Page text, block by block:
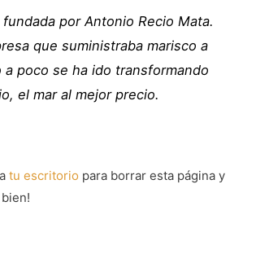
por Antonio Recio Mata.
que suministraba marisco a
poco se ha ido transformando
el mar al mejor precio.
tu escritorio para borrar esta página y